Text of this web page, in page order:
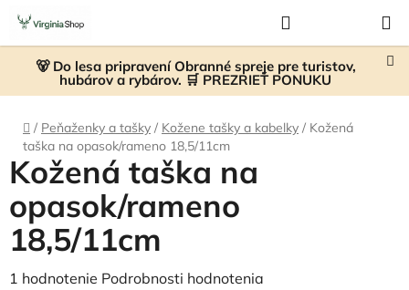
Prejsť
obsah
🐻 Do lesa pripravení Obranné spreje pre turistov,
hubárov a rybárov. 🛒 PREZRIEŤ PONUKU
KOŠÍK
Domov
/ Peňaženky a tašky / Kožene tašky a kabelky / Kožená
taška na opasok/rameno 18,5/11cm
Kožená taška na
opasok/rameno
18,5/11cm
Priemerné
1 hodnotenie Podrobnosti hodnotenia